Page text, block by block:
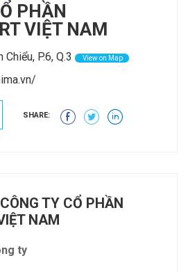
PHẦN
VIỆT NAM
P.6, Q.3 View on Map
SHARE:
TY CỔ PHẦN
NAM
ty